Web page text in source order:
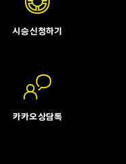
시승 신청하기
카카오 상담톡